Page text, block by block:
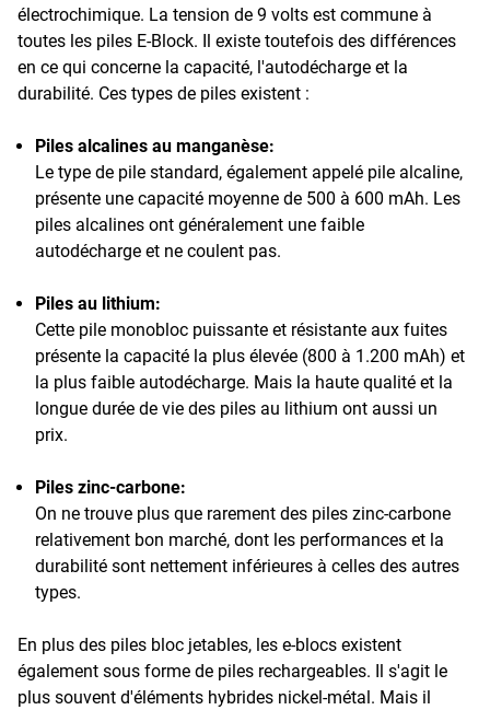
électrochimique. La tension de 9 volts est commune à
toutes les piles E-Block. Il existe toutefois des différences
en ce qui concerne la capacité, l'autodécharge et la
durabilité. Ces types de piles existent :
Piles alcalines au manganèse:
Le type de pile standard, également appelé pile alcaline,
présente une capacité moyenne de 500 à 600 mAh. Les
piles alcalines ont généralement une faible
autodécharge et ne coulent pas.
Piles au lithium:
Cette pile monobloc puissante et résistante aux fuites
présente la capacité la plus élevée (800 à 1.200 mAh) et
la plus faible autodécharge. Mais la haute qualité et la
longue durée de vie des piles au lithium ont aussi un
prix.
Piles zinc-carbone:
On ne trouve plus que rarement des piles zinc-carbone
relativement bon marché, dont les performances et la
durabilité sont nettement inférieures à celles des autres
types.
En plus des piles bloc jetables, les e-blocs existent
également sous forme de piles rechargeables. Il s'agit le
plus souvent d'éléments hybrides nickel-métal. Mais il